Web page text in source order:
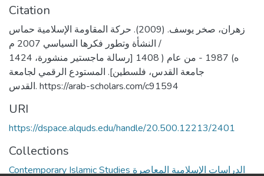
Citation
زهران، صخر يوسف. (2009). حركة المقاومة الإسلامية حماس
النشأة وتطور فكرها السياسي 2007 م /
1424 ه) 1987 - من عام ( 1408 [رسالة ماجستير منشورة،
جامعة القدس، فلسطين]. المستودع الرقمي لجامعة
القدس. https://arab-scholars.com/c91594
URI
https://dspace.alquds.edu/handle/20.500.12213/2401
Collections
Contemporary Islamic Studies الدراسات الإسلامية المعاصرة